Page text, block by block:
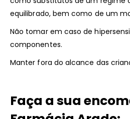
equilibrado, bem como de um
Não tomar em caso de
componentes.
Manter fora do alcance das
Faça a sua